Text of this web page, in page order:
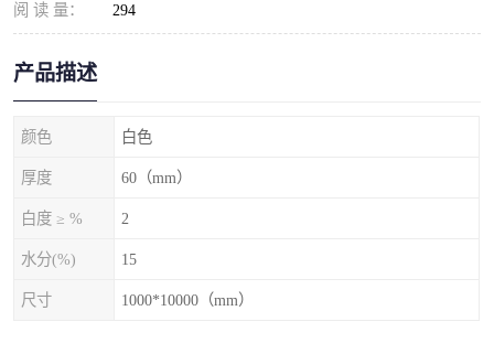
阅 读 量： 294
产品描述
颜色 白色
厚度 60（mm）
白度 ≥ % 2
水分(%) 15
尺寸 1000*10000（mm）